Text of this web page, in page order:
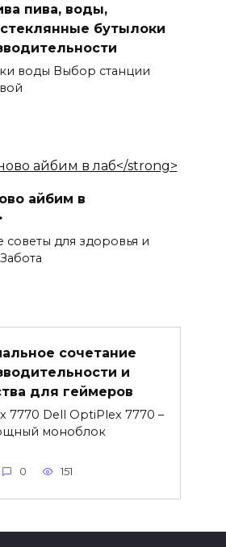
пива, воды,
бутылоки
воды Выбор станции
айбим в
для здоровья и
сочетание
и
для геймеров
7770 Dell OptiPlex 7770 –
моноблок
0 151